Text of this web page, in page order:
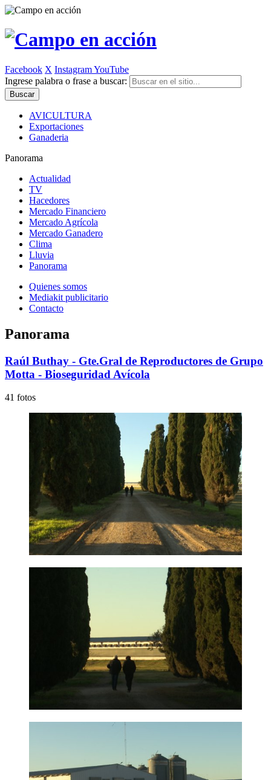
Facebook X InstagramYouTube
Ingrese palabra o frase a buscar:
AVICULTURA
Exportaciones
Ganaderia
Panorama
Actualidad
TV
Hacedores
Mercado Financiero
Mercado Agrícola
Mercado Ganadero
Clima
Lluvia
Panorama
Quienes somos
Mediakit publicitario
Contacto
Panorama
Raúl Buthay - Gte.Gral de Reproductores de Grupo
Motta - Bioseguridad Avícola
41 fotos